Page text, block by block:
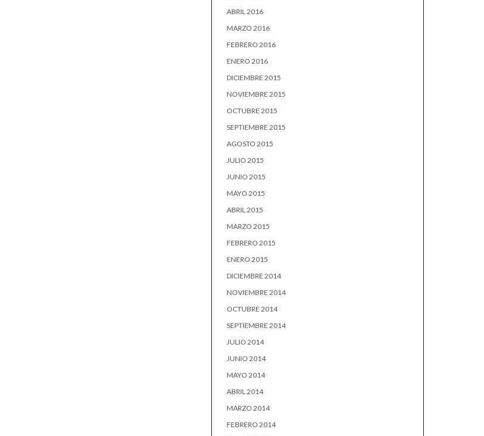
ABRIL 2016
MARZO 2016
FEBRERO 2016
ENERO 2016
DICIEMBRE 2015
NOVIEMBRE 2015
OCTUBRE 2015
SEPTIEMBRE 2015
AGOSTO 2015
JULIO 2015
JUNIO 2015
MAYO 2015
ABRIL 2015
MARZO 2015
FEBRERO 2015
ENERO 2015
DICIEMBRE 2014
NOVIEMBRE 2014
OCTUBRE 2014
SEPTIEMBRE 2014
JULIO 2014
JUNIO 2014
MAYO 2014
ABRIL 2014
MARZO 2014
FEBRERO 2014